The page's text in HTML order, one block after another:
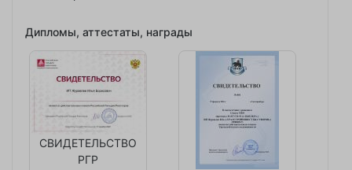
Дипломы, аттестаты, награды
СВИДЕТЕЛЬСТВО
РГР